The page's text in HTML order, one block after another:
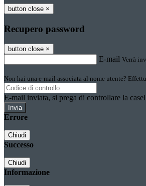
button close ×
Recupero password
button close ×
E-mail Verrà
Non hai una e-mail associata al nome utente?
E-mail inviata, si prega di controllare la
Errore
Chiudi
Successo
Chiudi
Informazione